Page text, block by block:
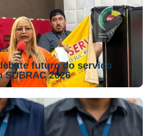
futuro do serviço
2026